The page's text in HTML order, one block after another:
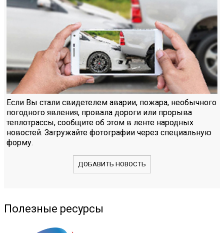
Если Вы стали свидетелем аварии, пожара, необычного
погодного явления, провала дороги или прорыва
теплотрассы, сообщите об этом в ленте народных
новостей. Загружайте фотографии через специальную
форму.
ДОБАВИТЬ НОВОСТЬ
Полезные ресурсы